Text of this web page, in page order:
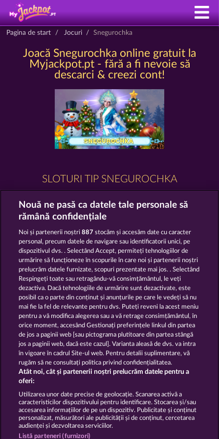
Pagina de start Jocuri Snegurochka
Joacă Snegurochka online gratuit la
Myjackpot.pt - fără a fi nevoie să
descarci & creezi cont!
SLOTURI TIP SNEGUROCHKA
BEER PARTY HALLOW REELS
Termeni și condiții
Declarație de confidențialitate
Asistență tehnică Firmă
Întrebări frecvente Program de afiliere
Trimite Cererea de Retragere
Nouă ne pasă ca datele tale personale să
rămână confidențiale
Noi și partenerii noștri887 stocăm și accesăm date cu caracter
personal, precum datele de navigare sau identificatorii unici, pe
dispozitivul dvs. . Selectând Accept, permiteți tehnologiilor de
urmărire să funcționeze în scopurile în care noi și partenerii noștri
prelucrăm datele furnizate, scopuri prezentate mai jos. . Selectând
Respingeți toate sau retragându-vă consimțământul, le veți
dezactiva. Dacă tehnologiile de urmărire sunt dezactivate, este
posibil ca o parte din conținut și anunțurile pe care le vedeți să nu
mai fie la fel de relevante pentru dvs. Puteți reveni la acest meniu
pentru a vă modifica alegerea sau a vă retrage consimțământul, în
orice moment, accesând Gestionați preferințele linkul din partea
de jos a paginii web [sau pictograma plutitoare din partea stângă
jos a paginii web, dacă este cazul]. Varianta aleasă de dvs. va intra
în vigoare în cadrul Site-ul web. Pentru detalii suplimentare, vă
rugăm să ne consultați politica privind confidențialitatea.
Atât noi, cât și partenerii noștri prelucrăm datele pentru a
oferi:
Utilizarea unor date precise de geolocație. Scanarea activă a
caracteristicilor dispozitivului pentru identificare. Stocarea și/sau
accesarea informațiilor de pe un dispozitiv. Publicitate și conținut
personalizat, măsurători ale publicității și de conținut, cercetarea
audienței și dezvoltarea serviciilor.
Listă parteneri (furnizori)